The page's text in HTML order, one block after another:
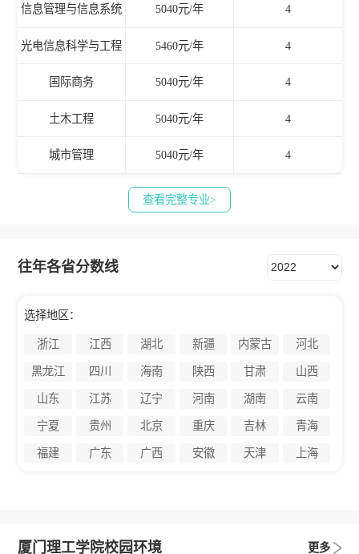
信息管理与信息系统 5040元/年 4
光电信息科学与工程 5460元/年 4
国际商务 5040元/年 4
土木工程 5040元/年 4
城市管理 5040元/年 4
查看完整专业>
往年各省分数线
选择地区：
浙江 江西 湖北 新疆 内蒙古 河北
黑龙江 四川 海南 陕西 甘肃 山西
山东 江苏 辽宁 河南 湖南 云南
宁夏 贵州 北京 重庆 吉林 青海
福建 广东 广西 安徽 天津 上海
厦门理工学院校园环境 更多